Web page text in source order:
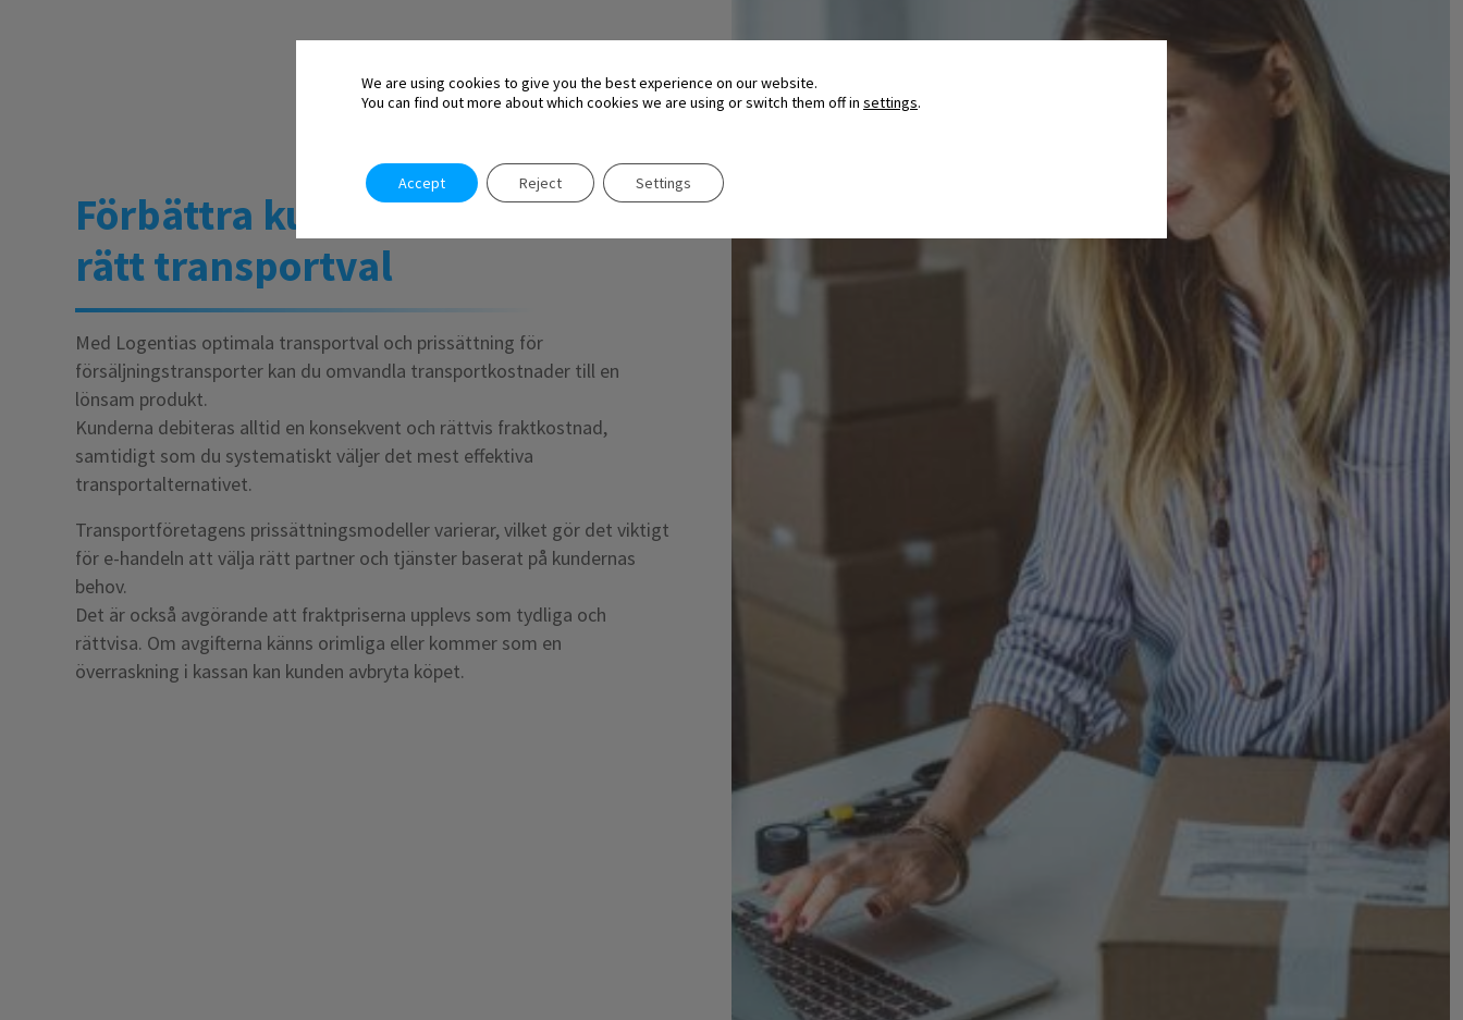
Förbättra kundnöjdheten med
rätt transportval
Med Logentias optimala transportval och prissättning för
försäljningstransporter kan du omvandla transportkostnader till en
lönsam produkt.
Kunderna debiteras alltid en konsekvent och rättvis fraktkostnad,
samtidigt som du systematiskt väljer det mest effektiva
transportalternativet.
Transportföretagens prissättningsmodeller varierar, vilket gör det viktigt
för e-handeln att välja rätt partner och tjänster baserat på kundernas
behov.
Det är också avgörande att fraktpriserna upplevs som tydliga och
rättvisa. Om avgifterna känns orimliga eller kommer som en
överraskning i kassan kan kunden avbryta köpet.
We are using cookies to give you the best experience on our website.
You can find out more about which cookies we are using or switch them off in settings.
Accept Reject Settings